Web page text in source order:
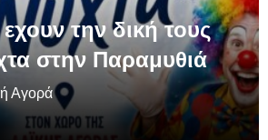
την δική τους
στην Παραμυθιά
Αγορά